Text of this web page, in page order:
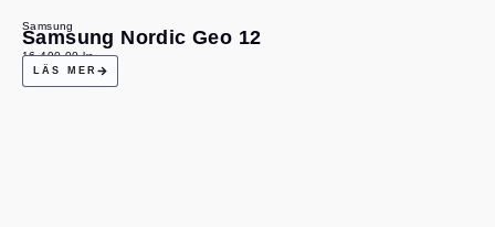
Samsung
Samsung Nordic Geo 12
16 490,00kr
LÄS MER